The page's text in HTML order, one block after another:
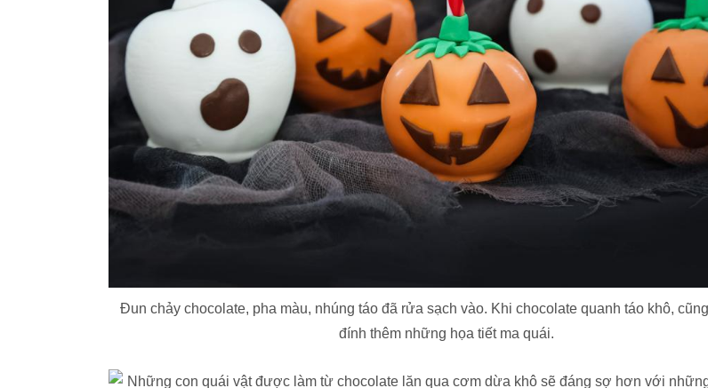
Đun chảy chocolate, pha màu, nhúng táo đã rửa sạch vào. Khi chocolate quanh táo khô,
đính thêm những họa tiết ma quái.